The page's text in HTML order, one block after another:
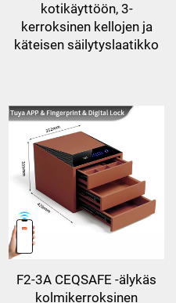
kotikäyttöön, 3-
kerroksinen kellojen ja
käteisen säilytyslaatikko
F2-3A CEQSAFE -älykäs
kolmikerroksinen